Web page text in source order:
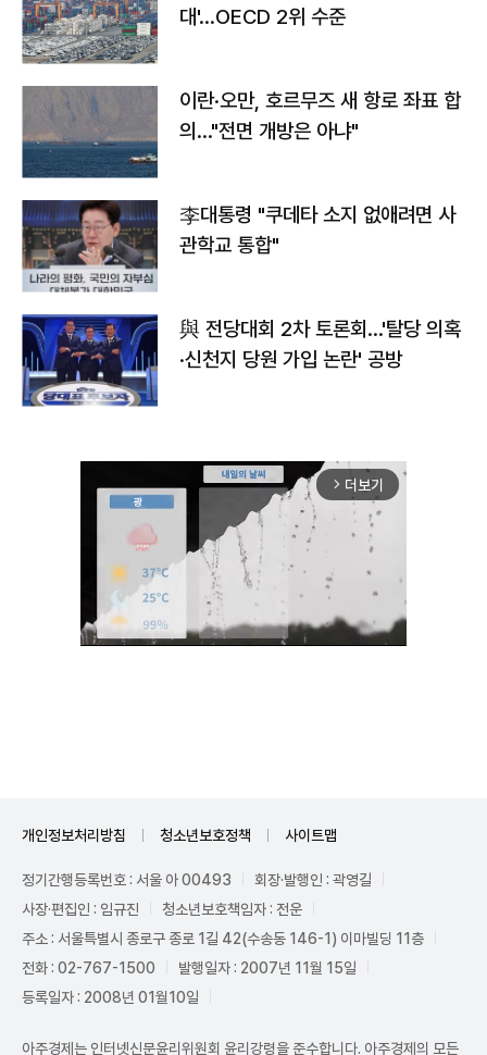
대'…OECD 2위 수준
이란·오만, 호르무즈 새 항로 좌표 합
의…"전면 개방은 아냐"
李대통령 "쿠데타 소지 없애려면 사
관학교 통합"
與 전당대회 2차 토론회…'탈당 의혹
·신천지 당원 가입 논란' 공방
arrow_forward_ios 더보기
개인정보처리방침 청소년보호정책 사이트맵
정기간행등록번호 : 서울 아 00493
회장·발행인 : 곽영길
사장·편집인 : 임규진
청소년보호책임자 : 전운
주소 : 서울특별시 종로구 종로 1길 42(수송동 146-1) 이마빌딩 11층
전화 : 02-767-1500
발행일자 : 2007년 11월 15일
등록일자 : 2008년 01월10일
아주경제는 인터넷신문윤리위원회 윤리강령을 준수합니다. 아주경제의 모든